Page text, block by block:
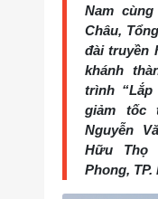
Nam
Châu,
đài truyền
khánh
trình
giảm tốc
Nguyễn
Hữu Thọ
Phong, TP.